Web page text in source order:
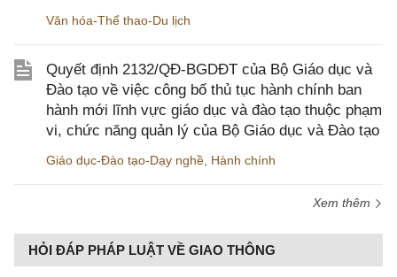
Văn hóa-Thể thao-Du lịch
Quyết định 2132/QĐ-BGDĐT của Bộ Giáo dục và
Đào tạo về việc công bố thủ tục hành chính ban
hành mới lĩnh vực giáo dục và đào tạo thuộc phạm
vi, chức năng quản lý của Bộ Giáo dục và Đào tạo
Giáo dục-Đào tạo-Dạy nghề Hành chính
Xem thêm
HỎI ĐÁP PHÁP LUẬT VỀ GIAO THÔNG